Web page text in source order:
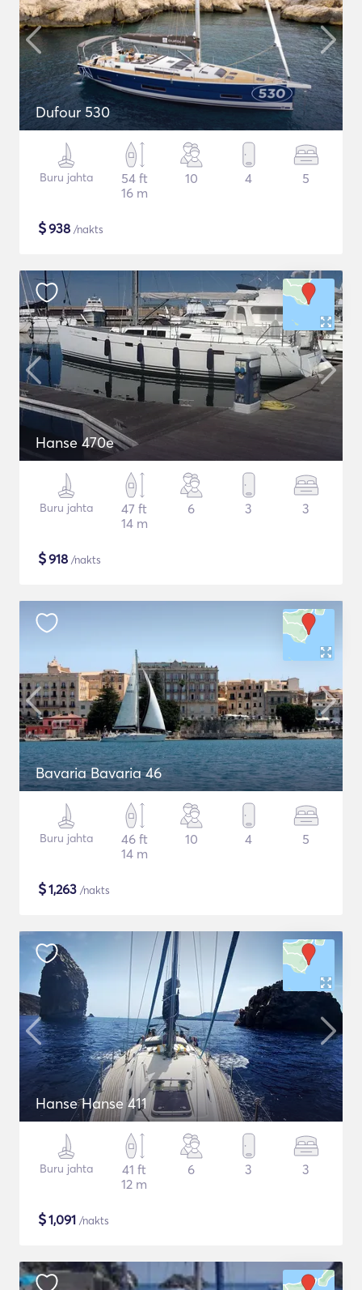
Dufour 530
Buru jahta
54 ft
16 m
10 4 5
$938 /nakts
Hanse 470e
Buru jahta
47 ft
14 m
6 3 3
$918 /nakts
Bavaria Bavaria 46
Buru jahta
46 ft
14 m
10 4 5
$1,263 /nakts
Hanse Hanse 411
Buru jahta
41 ft
12 m
6 3 3
$1,091 /nakts